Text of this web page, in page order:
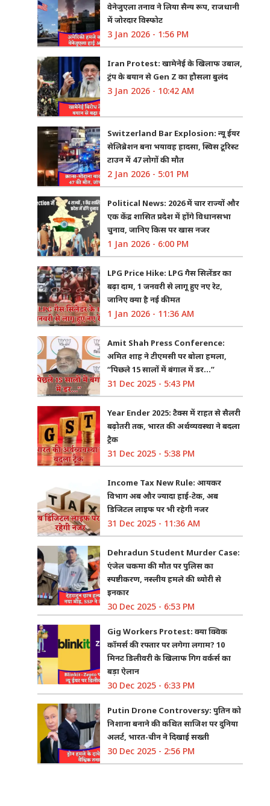
वेनेजुएला तनाव ने लिया सैन्य रूप, राजधानी
में जोरदार विस्फोट
3 Jan 2026 - 1:56 PM
Iran Protest: खामेनेई के खिलाफ उबाल,
ट्रंप के बयान से Gen Z का हौसला बुलंद
3 Jan 2026 - 10:42 AM
Switzerland Bar Explosion: न्यू ईयर
सेलिब्रेशन बना भयावह हादसा, स्विस टूरिस्ट
टाउन में 47 लोगों की मौत
2 Jan 2026 - 5:01 PM
Political News: 2026 में चार राज्यों और
एक केंद्र शासित प्रदेश में होंगे विधानसभा
चुनाव, जानिए किस पर खास नजर
1 Jan 2026 - 6:00 PM
LPG Price Hike: LPG गैस सिलेंडर का
बढ़ा दाम, 1 जनवरी से लागू हुए नए रेट,
जानिए क्या है नई कीमत
1 Jan 2026 - 11:36 AM
Amit Shah Press Conference:
अमित शाह ने टीएमसी पर बोला हमला,
“पिछले 15 सालों में बंगाल में डर…”
31 Dec 2025 - 5:43 PM
Year Ender 2025: टैक्स में राहत से सैलरी
बढ़ोतरी तक, भारत की अर्थव्यवस्था ने बदला
ट्रैक
31 Dec 2025 - 5:38 PM
Income Tax New Rule: आयकर
विभाग अब और ज्यादा हाई-टेक, अब
डिजिटल लाइफ पर भी रहेगी नजर
31 Dec 2025 - 11:36 AM
Dehradun Student Murder Case:
एंजेल चकमा की मौत पर पुलिस का
स्पष्टीकरण, नस्लीय हमले की थ्योरी से
इनकार
30 Dec 2025 - 6:53 PM
Gig Workers Protest: क्या क्विक
कॉमर्स की रफ्तार पर लगेगा लगाम? 10
मिनट डिलीवरी के खिलाफ गिग वर्कर्स का
बड़ा ऐलान
30 Dec 2025 - 6:33 PM
Putin Drone Controversy: पुतिन को
निशाना बनाने की कथित साजिश पर दुनिया
अलर्ट, भारत-चीन ने दिखाई सख्ती
30 Dec 2025 - 2:56 PM